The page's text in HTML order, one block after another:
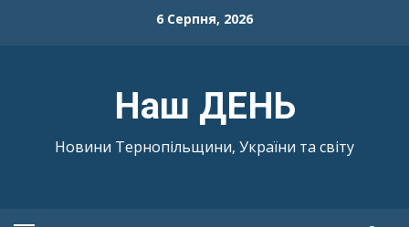
6 Серпня, 2026
Наш ДЕНЬ
Новини Тернопільщини, України та світу